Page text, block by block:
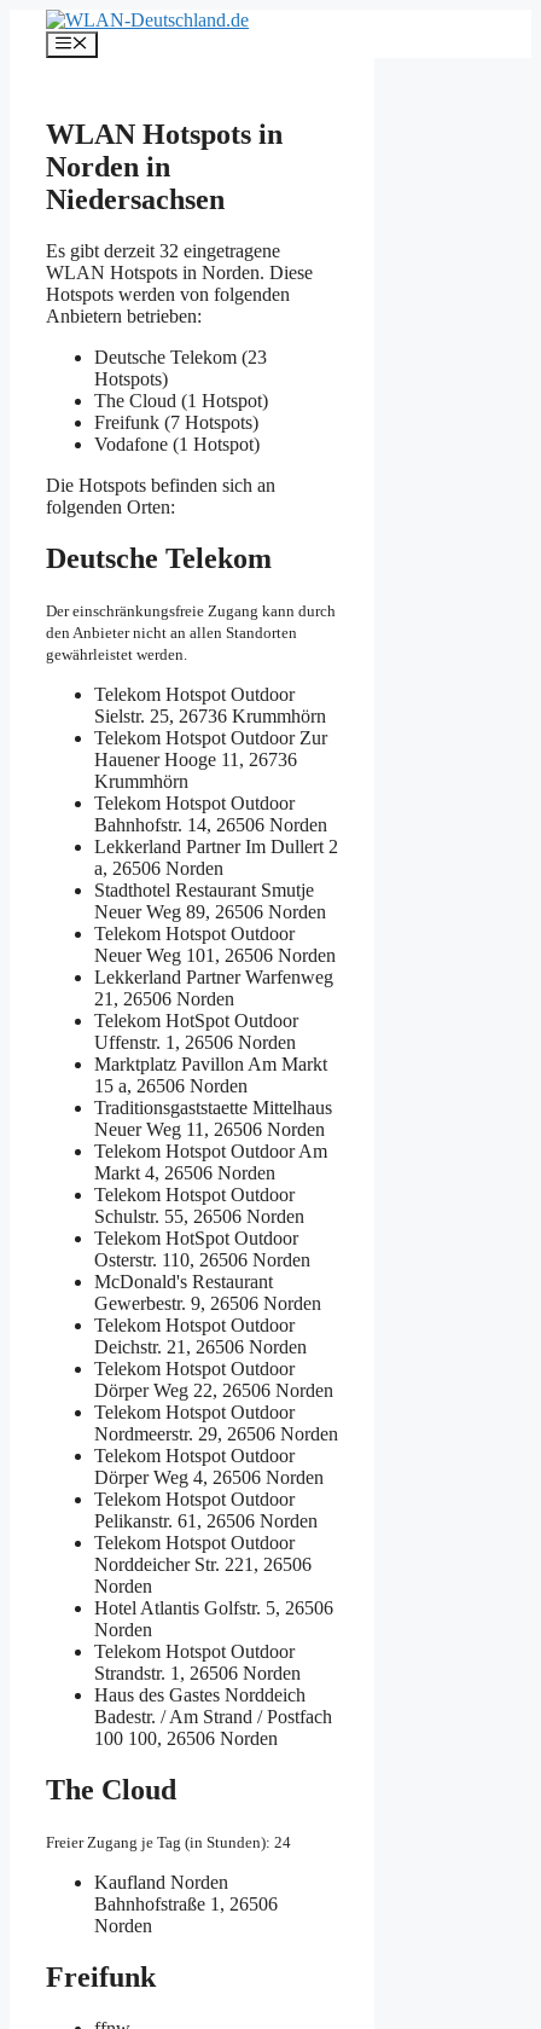
Inhalt
springen
Menü
WLAN Hotspots in
Norden in
Niedersachsen
Es gibt derzeit 32 eingetragene
WLAN Hotspots in Norden. Diese
Hotspots werden von folgenden
Anbietern betrieben:
Deutsche Telekom (23
Hotspots)
The Cloud (1 Hotspot)
Freifunk (7 Hotspots)
Vodafone (1 Hotspot)
Die Hotspots befinden sich an
folgenden Orten:
Deutsche Telekom
Der einschränkungsfreie Zugang kann durch
den Anbieter nicht an allen Standorten
gewährleistet werden.
Telekom Hotspot Outdoor
Sielstr. 25, 26736 Krummhörn
Telekom Hotspot OutdoorZur
Hauener Hooge 11, 26736
Krummhörn
Telekom Hotspot Outdoor
Bahnhofstr. 14, 26506 Norden
Lekkerland PartnerIm Dullert 2
a, 26506 Norden
Stadthotel Restaurant Smutje
Neuer Weg 89, 26506 Norden
Telekom Hotspot Outdoor
Neuer Weg 101, 26506 Norden
Lekkerland PartnerWarfenweg
21, 26506 Norden
Telekom HotSpot Outdoor
Uffenstr. 1, 26506 Norden
Marktplatz Pavillon Am Markt
15 a, 26506 Norden
Traditionsgaststaette Mittelhaus
Neuer Weg 11, 26506 Norden
Telekom Hotspot OutdoorAm
Markt 4, 26506 Norden
Telekom Hotspot Outdoor
Schulstr. 55, 26506 Norden
Telekom HotSpot Outdoor
Osterstr. 110, 26506 Norden
McDonald's Restaurant
Gewerbestr. 9, 26506 Norden
Telekom Hotspot Outdoor
Deichstr. 21, 26506 Norden
Telekom Hotspot Outdoor
Dörper Weg 22, 26506 Norden
Telekom Hotspot Outdoor
Nordmeerstr. 29, 26506 Norden
Telekom Hotspot Outdoor
Dörper Weg 4, 26506 Norden
Telekom Hotspot Outdoor
Pelikanstr. 61, 26506 Norden
Telekom Hotspot Outdoor
Norddeicher Str. 221, 26506
Norden
Hotel Atlantis Golfstr. 5, 26506
Norden
Telekom Hotspot Outdoor
Strandstr. 1, 26506 Norden
Haus des Gastes Norddeich
Badestr. / Am Strand / Postfach
100 100, 26506 Norden
The Cloud
Freier Zugang je Tag (in Stunden): 24
Kaufland Norden
Bahnhofstraße 1, 26506
Norden
Freifunk